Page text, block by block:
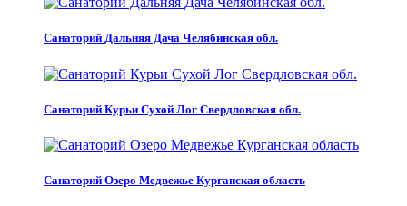
Санаторий Дальняя Дача Челябинская обл.
Санаторий Курьи Сухой Лог Свердловская обл.
Санаторий Озеро Медвежье Курганская область